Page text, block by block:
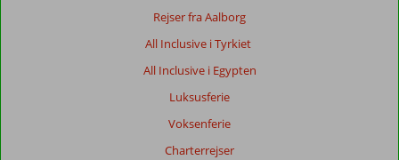
Rejser fra Aalborg
All Inclusive i Tyrkiet
All Inclusive i Egypten
Luksusferie
Voksenferie
Charterrejser